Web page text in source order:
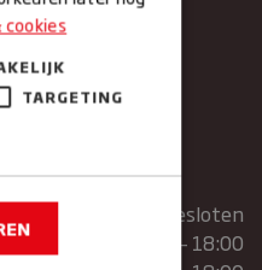
gesloten
– 13:00 | 14:00 – 18:00
cookies
TARGETING